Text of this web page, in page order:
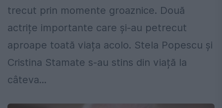
trecut prin momente groaznice. Două
actrițe importante care și-au petrecut
aproape toată viața acolo. Stela Popescu și
Cristina Stamate s-au stins din viață la
câteva...